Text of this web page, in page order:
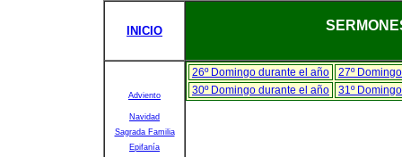
INICIO
Adviento
Navidad
Sagrada Familia
Epifanía
26º Domingo durante el año
27º
30º Domingo durante el año
31º